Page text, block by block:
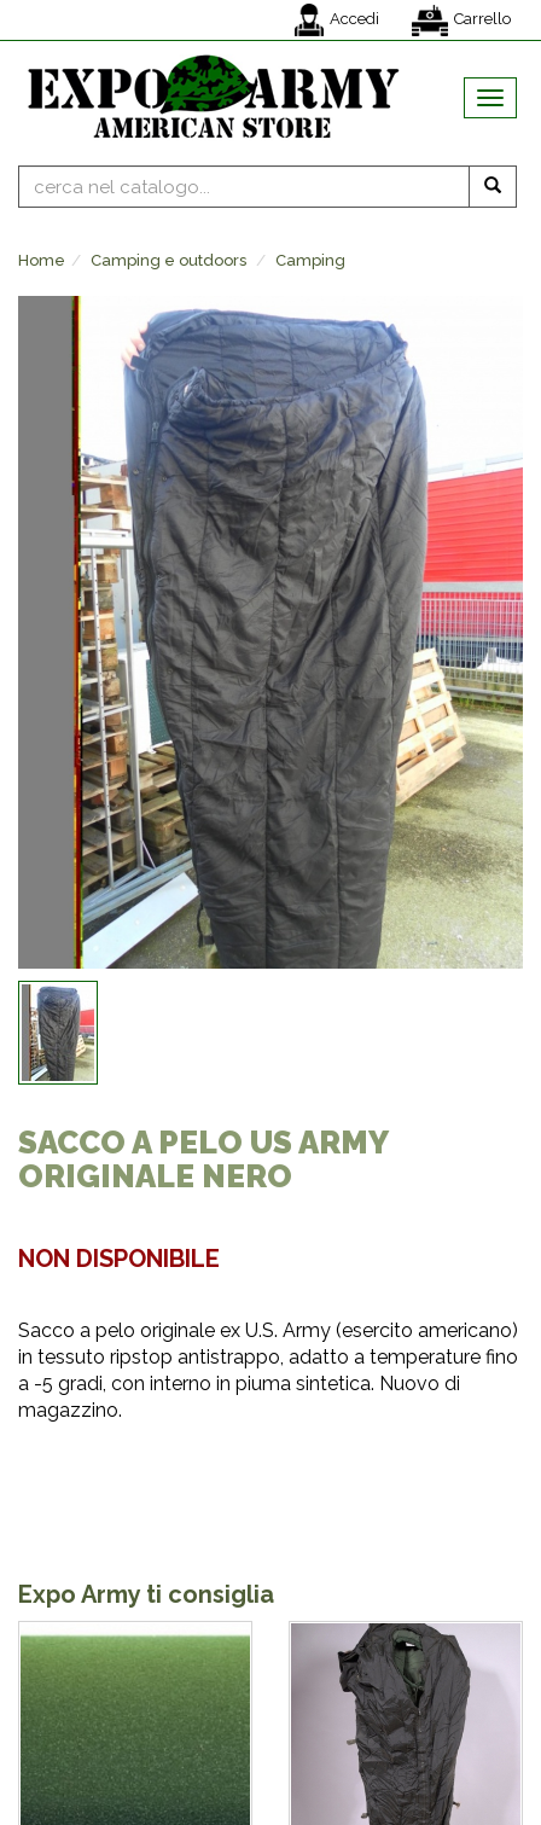
Accedi Carrello
MENU
Home Camping e outdoors Camping
SACCO A PELO US ARMY
ORIGINALE NERO
NON DISPONIBILE
Sacco a pelo originale ex U.S. Army (esercito americano)
in tessuto ripstop antistrappo, adatto a temperature fino
a -5 gradi, con interno in piuma sintetica. Nuovo di
magazzino.
Expo Army ti consiglia